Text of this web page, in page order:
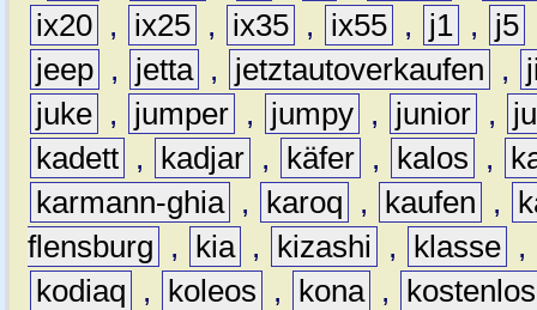
ix20 , ix25 , ix35 , ix55 , j1 , j5
jeep , jetta , jetztautoverkaufen ,
juke , jumper , jumpy , junior ,
kadett , kadjar , käfer , kalos ,
karmann-ghia , karoq , kaufen ,
flensburg
, kia , kizashi , klasse ,
kodiaq
, koleos , kona ,
kostenlos